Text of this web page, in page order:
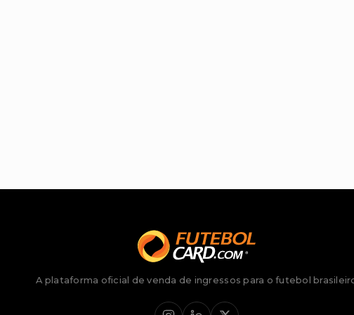
A plataforma oficial de venda de ingressos para o futebol